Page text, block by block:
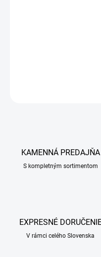
KAMENNÁ PREDAJŇA
S kompletným sortimentom
EXPRESNÉ
V rámci celého Slovenska